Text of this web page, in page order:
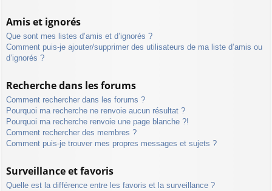
Amis et ignorés
Que sont mes listes d’amis et d’ignorés ?
Comment puis-je ajouter/supprimer des utilisateurs de ma liste d’amis ou
d’ignorés ?
Recherche dans les forums
Comment rechercher dans les forums ?
Pourquoi ma recherche ne renvoie aucun résultat ?
Pourquoi ma recherche renvoie une page blanche ?!
Comment rechercher des membres ?
Comment puis-je trouver mes propres messages et sujets ?
Surveillance et favoris
Quelle est la différence entre les favoris et la surveillance ?